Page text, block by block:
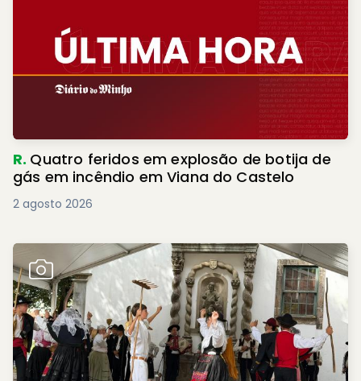
R. Quatro feridos em explosão de botija de
gás em incêndio em Viana do Castelo
2 agosto 2026